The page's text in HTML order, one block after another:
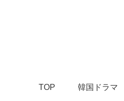
TOP 韓国ドラマ